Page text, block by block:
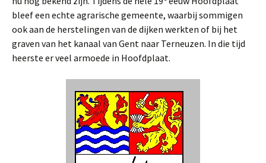
bleef een echte agrarische gemeente, waarbij sommigen
ook aan de herstelingen van de dijken werkten of bij het
graven van het kanaal van Gent naar Terneuzen. In die tijd
heerste er veel armoede in Hoofdplaat.